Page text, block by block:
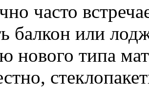
часто
балкон или
типа